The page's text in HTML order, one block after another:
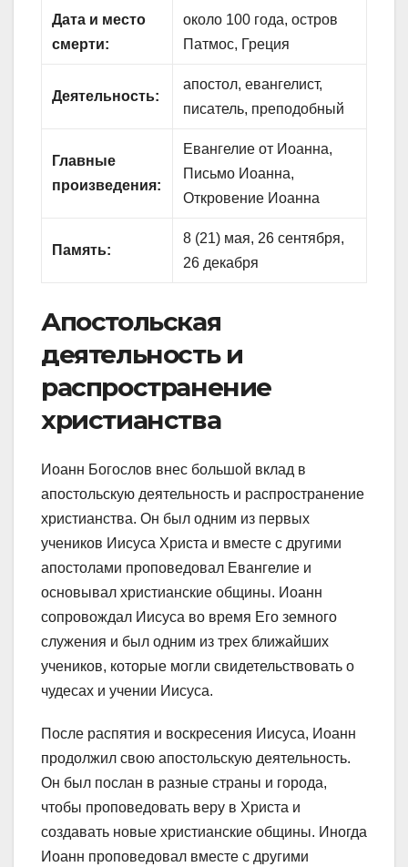
Дата и место
смерти:
около 100 года, остров
Патмос, Греция
Деятельность:
апостол, евангелист,
писатель, преподобный
Главные
произведения:
Евангелие от Иоанна,
Письмо Иоанна,
Откровение Иоанна
Память:
8 (21) мая, 26 сентября,
26 декабря
Апостольская
деятельность и
распространение
христианства
Иоанн Богослов внес большой вклад в
апостольскую деятельность и распространение
христианства. Он был одним из первых
учеников Иисуса Христа и вместе с другими
апостолами проповедовал Евангелие и
основывал христианские общины. Иоанн
сопровождал Иисуса во время Его земного
служения и был одним из трех ближайших
учеников, которые могли свидетельствовать о
чудесах и учении Иисуса.
После распятия и воскресения Иисуса, Иоанн
продолжил свою апостольскую деятельность.
Он был послан в разные страны и города,
чтобы проповедовать веру в Христа и
создавать новые христианские общины. Иногда
Иоанн проповедовал вместе с другими